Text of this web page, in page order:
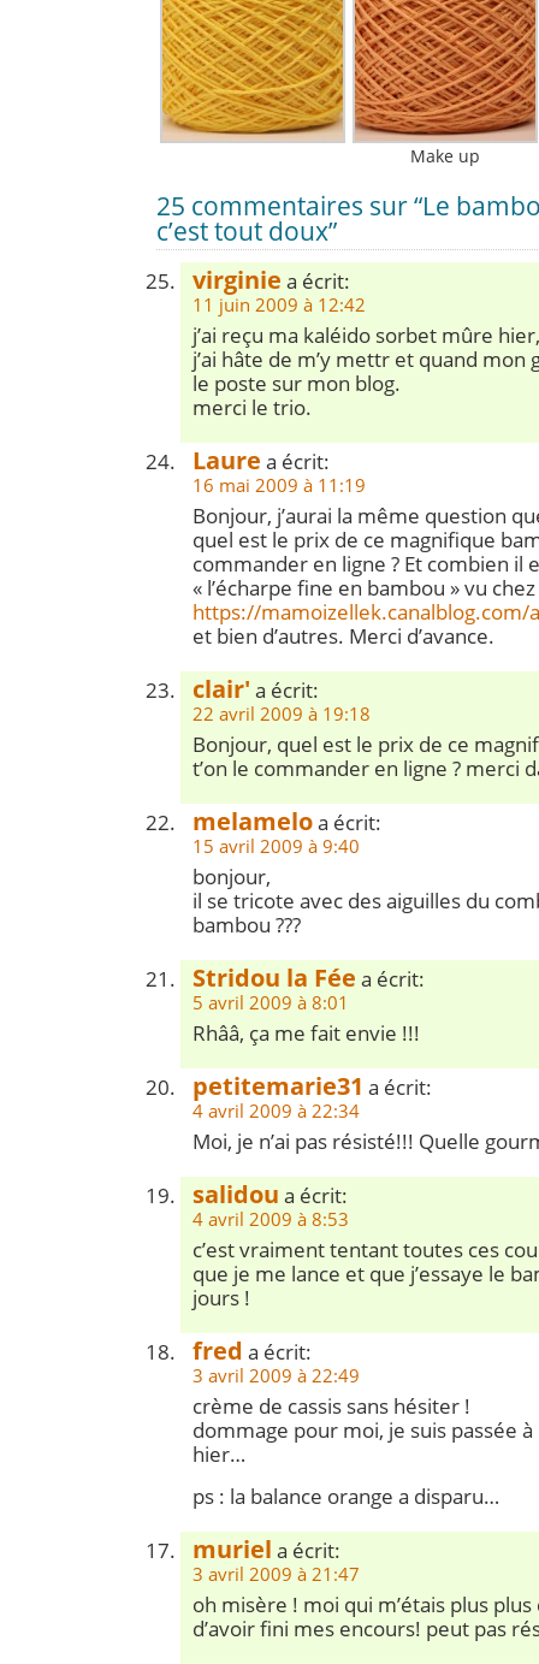
Make up
25 commentaires sur “Le
c’est tout doux”
virginie a écrit:
11 juin 2009 à 12:42
j’ai reçu ma kaléido sorbet mûre
j’ai hâte de m’y mettr et quand
le poste sur mon blog.
merci le trio.
Laure a écrit:
16 mai 2009 à 11:19
Bonjour, j’aurai la même question
quel est le prix de ce magnifique
commander en ligne ? Et combien il
« l’écharpe fine en bambou » vu
https://
et bien d’autres. Merci d’avance.
clair' a écrit:
22 avril 2009 à 19:18
Bonjour, quel est le prix de ce
t’on le commander en ligne ? merci
melameloa écrit:
15 avril 2009 à 9:40
bonjour,
il se tricote avec des aiguilles du
bambou ???
Stridou la Fée a écrit:
5 avril 2009 à 8:01
Rhââ, ça me fait envie !!!
petitemarie31 a écrit:
4 avril 2009 à 22:34
Moi, je n’ai pas résisté!!! Quelle
salidou a écrit:
4 avril 2009 à 8:53
c’est vraiment tentant toutes ces
que je me lance et que j’essaye le
jours !
fred a écrit:
3 avril 2009 à 22:49
crème de cassis sans hésiter !
dommage pour moi, je suis passée
hier…
ps : la balance orange a disparu…
muriel a écrit:
3 avril 2009 à 21:47
oh misère ! moi qui m’étais plus
d’avoir fini mes encours! peut pas